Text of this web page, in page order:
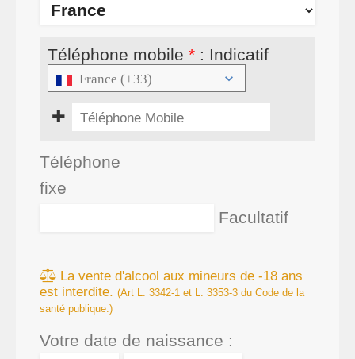
Téléphone mobile : Indicatif
France (+33)
✚
Téléphone
fixe
Facultatif
La vente d'alcool aux mineurs de -18 ans
est interdite. (Art L. 3342-1 et L. 3353-3 du Code de la
santé publique.)
Votre date de naissance :